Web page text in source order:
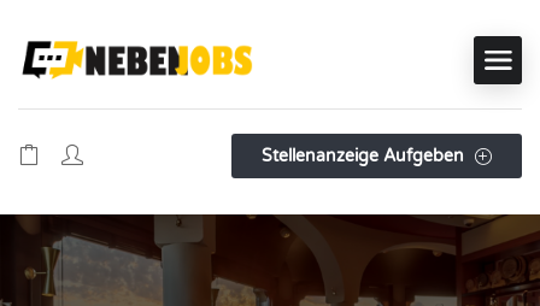
Stellenanzeige Aufgeben